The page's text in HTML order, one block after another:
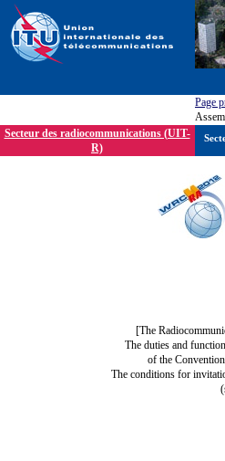
Page
Secteur des radiocommunications (UIT-
R)
[The
The duties and
of the
The conditions for